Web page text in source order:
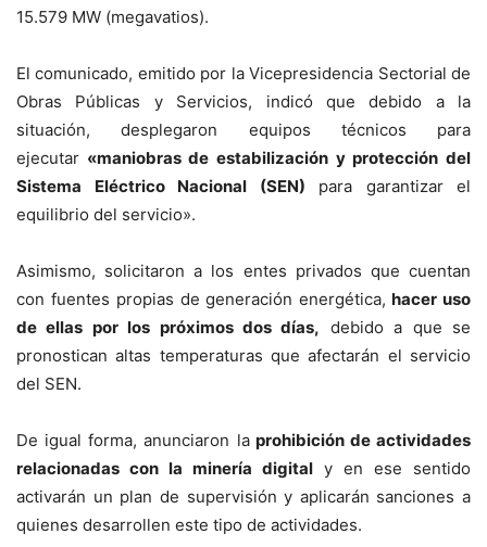
15.579 MW (megavatios).
El comunicado, emitido por la Vicepresidencia Sectorial de
Obras Públicas y Servicios, indicó que debido a la
situación, desplegaron equipos técnicos para
ejecutar «maniobras de estabilización y protección del
Sistema Eléctrico Nacional (SEN) para garantizar el
equilibrio del servicio».
Asimismo, solicitaron a los entes privados que cuentan
con fuentes propias de generación energética, hacer uso
de ellas por los próximos dos días, debido a que se
pronostican altas temperaturas que afectarán el servicio
del SEN.
De igual forma, anunciaron laprohibición de actividades
relacionadas con la minería digital y en ese sentido
activarán un plan de supervisión y aplicarán sanciones a
quienes desarrollen este tipo de actividades.